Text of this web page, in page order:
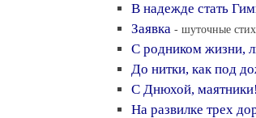
В надежде стать
Заявка - шуточные
С родником жизни,
До нитки, как под
С Днюхой, маятники!
На развилке трех